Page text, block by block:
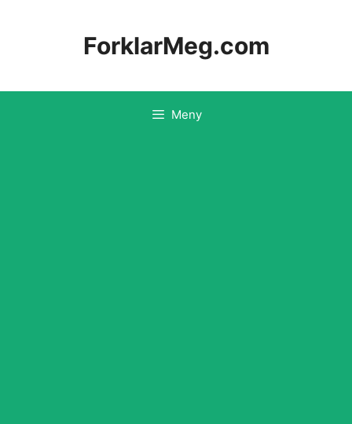
ForklarMeg.com
Meny